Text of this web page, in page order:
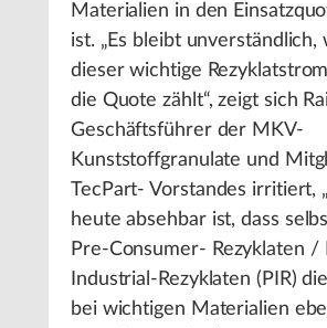
Materialien in den
ist. „Es bleibt unverständlich,
dieser wichtige
die Quote zählt“, zeigt sich
Geschäftsführer der MKV-
Kunststoffgranulate und
TecPart- Vorstandes irritiert,
heute absehbar ist, dass
Pre-Consumer- Rezyklaten /
Industrial-Rezyklaten (PIR)
bei wichtigen Materialien